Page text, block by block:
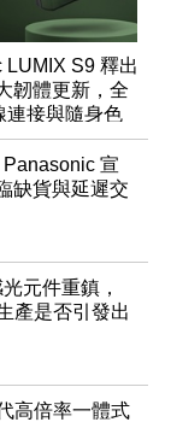
LUMIX S9 釋出
韌體更新，全
連接與隨身色
宣
缺貨與延遲交
元件重鎮，
產是否引發出
高倍率一體式